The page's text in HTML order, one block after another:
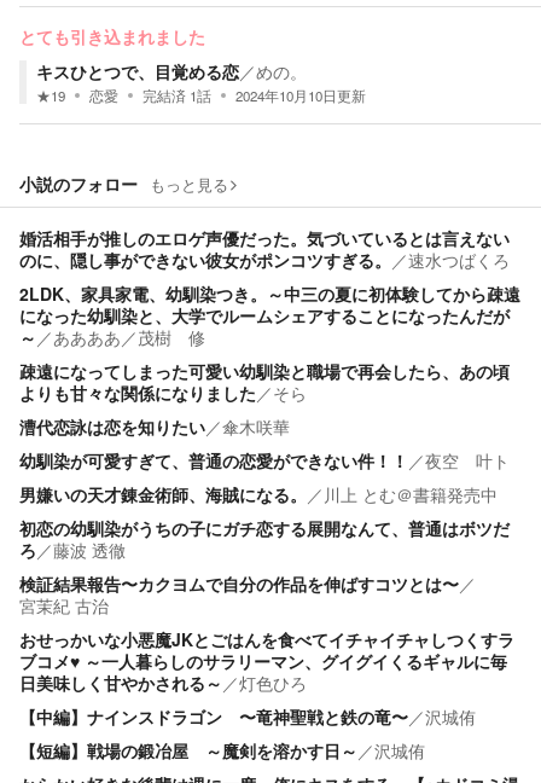
とても引き込まれました
キスひとつで、目覚める恋／めの。
★19 恋愛 完結済 1話 2024年10月10日更新
小説のフォロー もっと見る
婚活相手が推しのエロゲ声優だった。気づいているとは言えない
のに、隠し事ができない彼女がポンコツすぎる。 ／速水つばくろ
2LDK、家具家電、幼馴染つき。～中三の夏に初体験してから疎遠
になった幼馴染と、大学でルームシェアすることになったんだが
～ ／ああああ／茂樹 修
疎遠になってしまった可愛い幼馴染と職場で再会したら、あの頃
よりも甘々な関係になりました／そら
漕代恋詠は恋を知りたい／傘木咲華
幼馴染が可愛すぎて、普通の恋愛ができない件！！ ／夜空 叶ト
男嫌いの天才錬金術師、海賊になる。 ／ 川上 とむ＠書籍発売中
初恋の幼馴染がうちの子にガチ恋する展開なんて、普通はボツだ
ろ／藤波 透徹
検証結果報告〜カクヨムで自分の作品を伸ばすコツとは〜／
宮茉紀 古治
おせっかいな小悪魔JKとごはんを食べてイチャイチャしつくすラ
ブコメ♥ ～一人暮らしのサラリーマン、グイグイくるギャルに毎
日美味しく甘やかされる～ ／灯色ひろ
【中編】ナインスドラゴン 〜竜神聖戦と鉄の竜〜／沢城侑
【短編】戦場の鍛冶屋 ～魔剣を溶かす日～ ／沢城侑